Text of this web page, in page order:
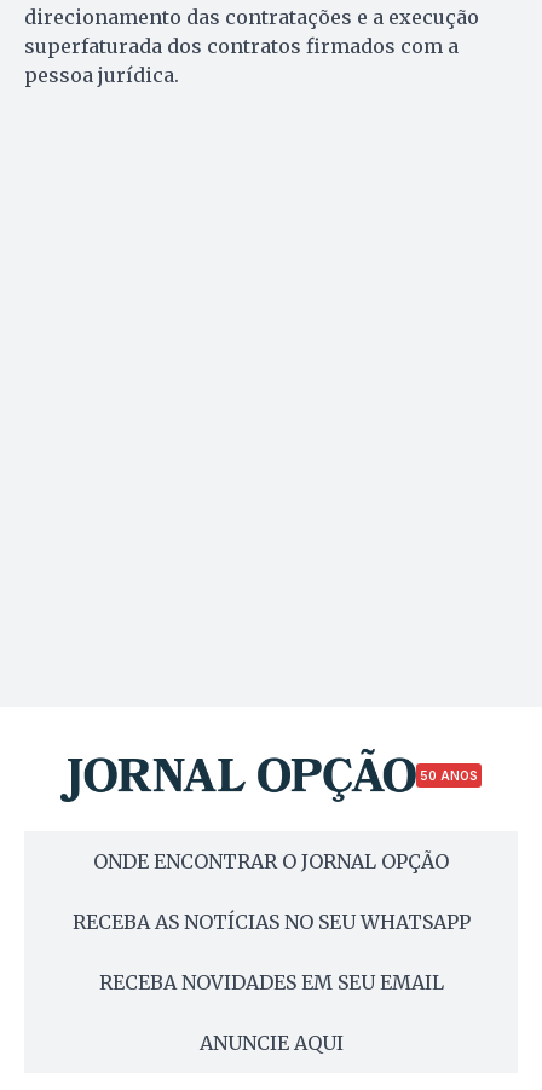
direcionamento das contratações e a execução
superfaturada dos contratos firmados com a
pessoa jurídica.
50 ANOS
ONDE ENCONTRAR O JORNAL OPÇÃO
RECEBA AS NOTÍCIAS NO SEU WHATSAPP
RECEBA NOVIDADES EM SEU EMAIL
ANUNCIE AQUI